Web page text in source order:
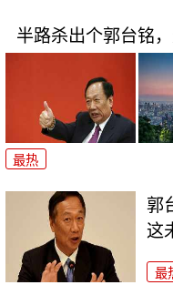
半路杀出个郭台铭
最热
郭
这
最